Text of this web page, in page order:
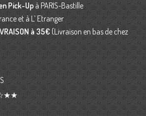
Pick-Up à PARIS-Bastille
et à L’ Etranger
à 35€ (Livraison en bas de chez
☆★★